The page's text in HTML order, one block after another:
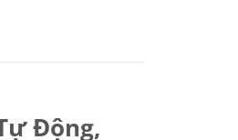
Động,